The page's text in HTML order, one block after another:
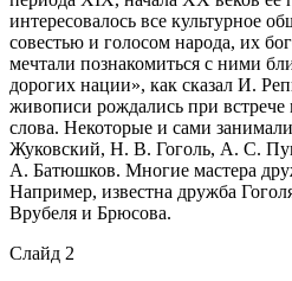
интересовалось все культурное
совестью и голосом народа, их
мечтали познакомиться с ними
дорогих нации», как сказал И.
живописи рождались при встрече
слова. Некоторые и сами
Жуковский, Н. В. Гоголь, А. С.
А. Батюшков. Многие мастера
Например, известна дружба
Врубеля и Брюсова.
Слайд 2